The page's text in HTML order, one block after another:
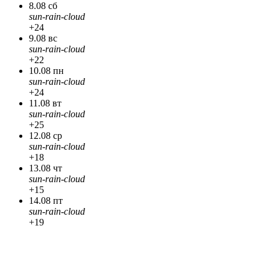
8.08 сб
sun-rain-cloud
+24
9.08 вс
sun-rain-cloud
+22
10.08 пн
sun-rain-cloud
+24
11.08 вт
sun-rain-cloud
+25
12.08 ср
sun-rain-cloud
+18
13.08 чт
sun-rain-cloud
+15
14.08 пт
sun-rain-cloud
+19